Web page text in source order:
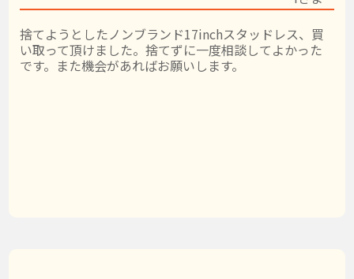
捨てようとしたノンブランド17inchスタッドレス、買
い取って頂けました。捨てずに一度相談してよかった
です。また機会があればお願いします。